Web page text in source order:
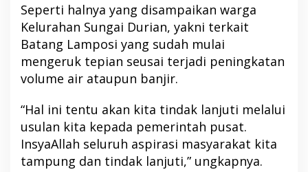
Seperti halnya yang disampaikan warga
Kelurahan Sungai Durian, yakni terkait
Batang Lamposi yang sudah mulai
mengeruk tepian seusai terjadi peningkatan
volume air ataupun banjir.
“Hal ini tentu akan kita tindak lanjuti melalui
usulan kita kepada pemerintah pusat.
InsyaAllah seluruh aspirasi masyarakat kita
tampung dan tindak lanjuti,” ungkapnya.